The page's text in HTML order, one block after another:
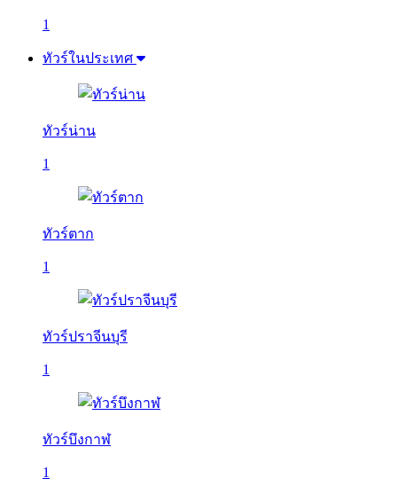
1
ทัวร์ในประเทศ
ทัวร์น่าน
1
ทัวร์ตาก
1
ทัวร์ปราจีนบุรี
1
ทัวร์บึงกาฬ
1